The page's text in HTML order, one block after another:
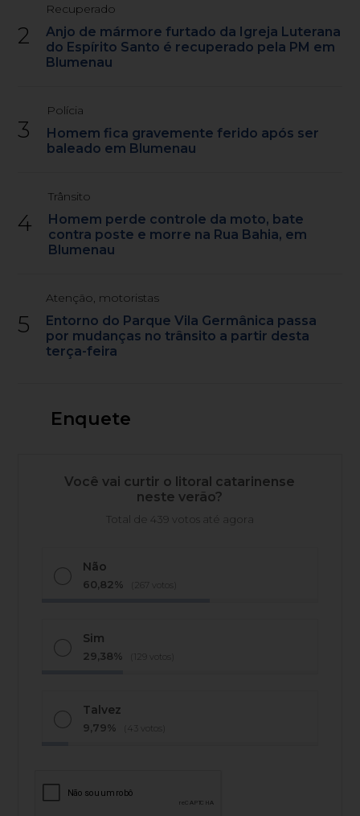
2
Recuperado
Anjo de mármore furtado da Igreja Luterana
do Espírito Santo é recuperado pela PM em
Blumenau
3
Polícia
Homem fica gravemente ferido após ser
baleado em Blumenau
4
Trânsito
Homem perde controle da moto, bate
contra poste e morre na Rua Bahia, em
Blumenau
5
Atenção, motoristas
Entorno do Parque Vila Germânica passa
por mudanças no trânsito a partir desta
terça-feira
Enquete
Você vai curtir o litoral catarinense
neste verão?
Total de 439 votos até agora
Não
60,82% (267 votos)
Sim
29,38% (129 votos)
Talvez
9,79% (43 votos)